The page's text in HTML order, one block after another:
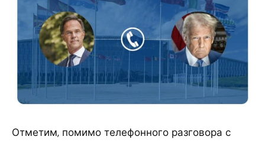
Отметим, помимо телефонного разговора с